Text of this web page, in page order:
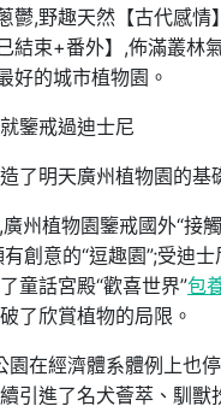
鬱,野趣天然【古代感情
結束+番外】,佈滿叢林
好的城市植物園。
鑒戒過迪士尼
了明天廣州植物園的基
州植物園鑒戒國外“接
創意的“逗趣園”;受迪
童話宮殿“歡喜世界”包
了欣賞植物的局限。
在經濟體系體例上也
引進了名犬薈萃、馴獸